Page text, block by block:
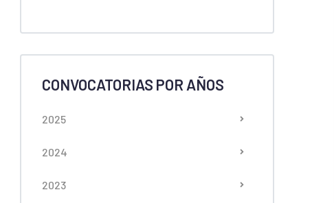
CONVOCATORIAS POR AÑOS
2025
2024
2023